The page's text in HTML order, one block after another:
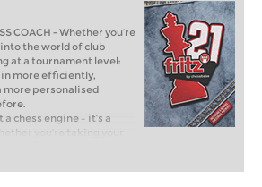
COACH - Whether you’re
the world of club
at a tournament level:
more efficiently,
personalised
chess engine – it’s a
you’re taking your
of club chess, or already
with FRITZ, you can
and with a